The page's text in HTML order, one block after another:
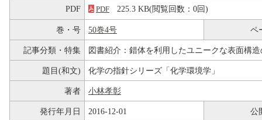
PDF PDF 225.3 KB(閲覧回数：0回)
巻・号 50巻4号 ペ
記事分類・特集 図書紹介：錯体を利用したユニークな表面構
題目(和文) 化学の指針シリーズ「化学環境学」
著者 小林孝彰
発行年月日 2016-12-01 公